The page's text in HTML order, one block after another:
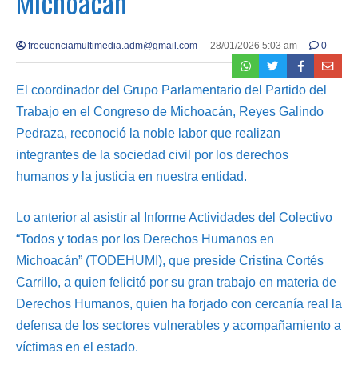
frecuenciamultimedia.adm@gmail.com 28/01/2026 5:03 am 0
El coordinador del Grupo Parlamentario del Partido del
Trabajo en el Congreso de Michoacán, Reyes Galindo
Pedraza, reconoció la noble labor que realizan
integrantes de la sociedad civil por los derechos
humanos y la justicia en nuestra entidad.
Lo anterior al asistir al Informe Actividades del Colectivo
“Todos y todas por los Derechos Humanos en
Michoacán” (TODEHUMI), que preside Cristina Cortés
Carrillo, a quien felicitó por su gran trabajo en materia de
Derechos Humanos, quien ha forjado con cercanía real la
defensa de los sectores vulnerables y acompañamiento a
víctimas en el estado.